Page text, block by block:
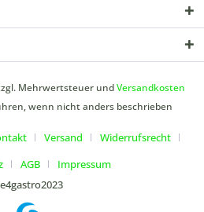
Mehrwertsteuer undVersandkosten
wenn nicht anders beschrieben
Versand
Widerrufsrecht
AGB
Impressum